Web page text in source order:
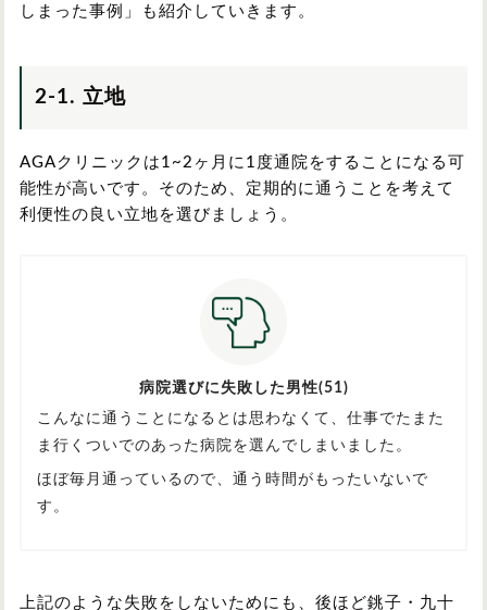
しまった事例」も紹介していきます。
2-1. 立地
AGAクリニックは1~2ヶ月に1度通院をすることになる可
能性が高いです。そのため、定期的に通うことを考えて
利便性の良い立地を選びましょう。
病院選びに失敗した男性(51)
こんなに通うことになるとは思わなくて、仕事でたまた
ま行くついでのあった病院を選んでしまいました。
ほぼ毎月通っているので、通う時間がもったいないで
す。
上記のような失敗をしないためにも、後ほど銚子・九十